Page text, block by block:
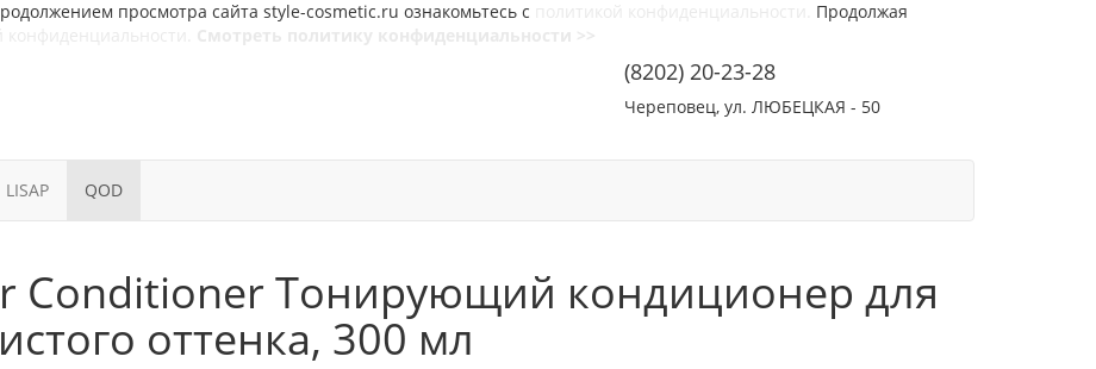
просмотра сайта style-cosmetic.ru ознакомьтесь с
Продолжая
(8202) 20-23-28
Череповец, ул. ЛЮБЕЦКАЯ - 50
LISAP QOD
Conditioner Тонирующий кондиционер для
оттенка, 300 мл